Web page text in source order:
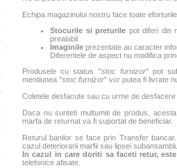
Echipa magazinului nostru face toate
Stocurile si preturile pot diferi din
prealabil.
Imaginile prezentate au caracter
Diferentele de aspect nu modifica
Produsele cu status "stoc furnizor" pot
mentiunea "stoc furnizor" vor putea fi livrate
Coletele desfacute sau cu urme de
Daca nu sunteti multumiti de produs,
marfa de returnat va fi suportat de beneficiar.
Returul banilor se face prin Transfer
cazul deteriorarii marfii sau lipsei
In cazul in care doriti sa faceti retur,
telefonice afisate.